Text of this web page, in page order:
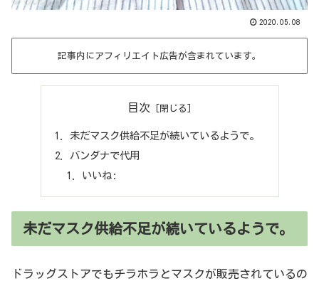
2020.05.08
記事内にアフィリエイト広告が含まれています。
目次
未だマスク供給不足が続いているようで。
バンダナで代用
いいね:
未だマスク供給不足が続いているようで。
ドラッグストアでもチラホラとマスクが販売されているの